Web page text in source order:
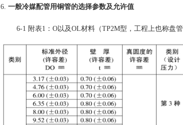
6. 一般冷媒配管用铜管的选择参数及允许值
6-1 附表1 ： O以及OL材料（TP2M型， 工程上也称盘管